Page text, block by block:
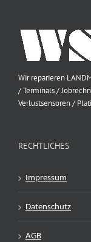
Wir reparieren
/ Terminals /
Verlustsensoren /
RECHTLICHES
Impressum
Datenschutz
AGB